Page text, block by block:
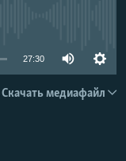
27:30
Скачать медиафайл